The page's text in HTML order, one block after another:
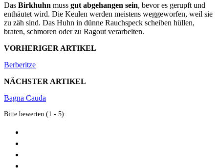
Das Birkhuhn muss gut abgehangen sein, bevor es gerupft und
enthäutet wird. Die Keulen werden meistens weggeworfen, weil sie
zu zäh sind. Das Huhn in dünne Rauchspeck scheiben hüllen,
braten, schmoren oder zu Ragout verarbeiten.
VORHERIGER ARTIKEL
Berberitze
NÄCHSTER ARTIKEL
Bagna Cauda
Bitte bewerten (1 - 5):